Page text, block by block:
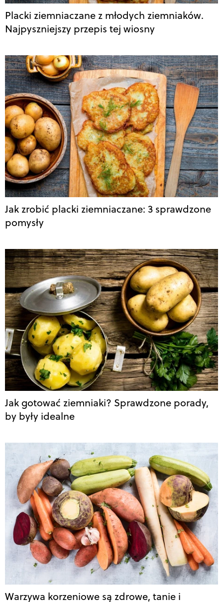
Placki ziemniaczane z młodych ziemniaków.
Najpyszniejszy przepis tej wiosny
Jak zrobić placki ziemniaczane: 3 sprawdzone
pomysły
Jak gotować ziemniaki? Sprawdzone porady,
by były idealne
Warzywa korzeniowe są zdrowe, tanie i